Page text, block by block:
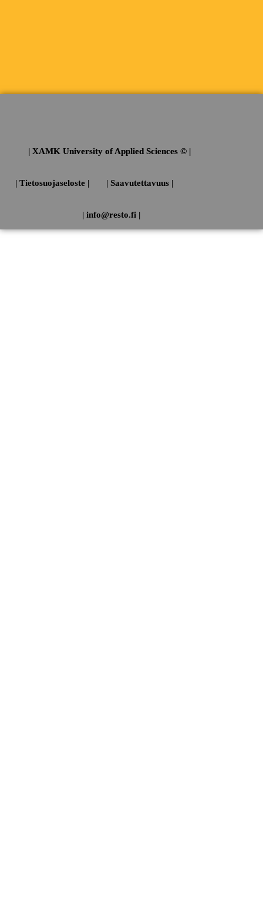
| XAMK University of Applied Sciences © |
| Tietosuojaseloste | | Saavutettavuus |
| info@resto.fi |